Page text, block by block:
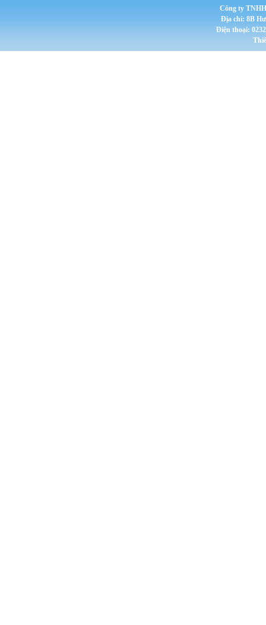
Công ty
Địa chỉ: 8B
Điện thoại: